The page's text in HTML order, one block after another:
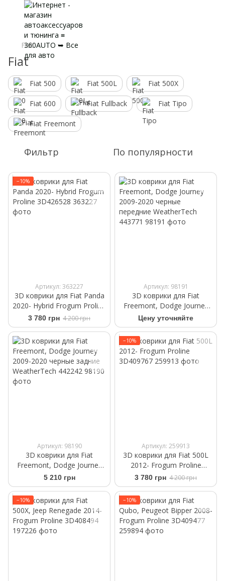
Fiat
Fiat
Fiat 500 Fiat 500L Fiat 500X
Fiat 600 Fiat Fullback Fiat Tipo
Fiat Freemont
Фильтр По популярности
−10%
Артикул: 363227
3D коврики для Fiat Panda
2020- Hybrid Frogum Proline
3D426528
3 780 грн 4 200 грн
Артикул: 98191
3D коврики для Fiat
Freemont, Dodge Journey
2009-2020 черные
передние WeatherTech
Цену уточняйте
Артикул: 98190
3D коврики для Fiat
Freemont, Dodge Journey
2009-2020 черные задние
WeatherTech 442242
5 210 грн
−10%
Артикул: 259913
3D коврики для Fiat 500L
2012- Frogum Proline
3D409767
3 780 грн 4 200 грн
−10% −10%